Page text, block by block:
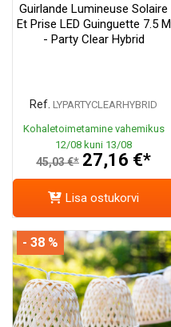
Guirlande Lumineuse Solaire
Et Prise LED Guinguette 7.5 M
- Party Clear Hybrid
Ref. LYPARTYCLEARHYBRID
Kohaletoimetamine vahemikus
12/08 kuni 13/08
45,03 €* 27,16 €*
Lisa ostukorvi
- 38 %